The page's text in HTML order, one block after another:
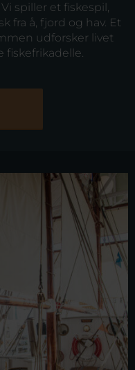
spiller et fiskespil,
fra å, fjord og hav. Et
udforsker livet
fiskefrikadelle.